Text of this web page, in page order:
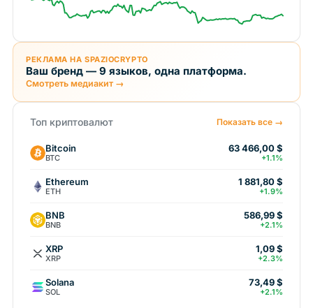
РЕКЛАМА НА SPAZIOCRYPTO
Ваш бренд — 9 языков, одна платформа.
Смотреть медиакит →
Топ криптовалют Показать все →
Bitcoin
BTC
63 466,00 $
+1.1%
Ethereum
ETH
1 881,80 $
+1.9%
BNB
BNB
586,99 $
+2.1%
XRP
XRP
1,09 $
+2.3%
Solana
SOL
73,49 $
+2.1%